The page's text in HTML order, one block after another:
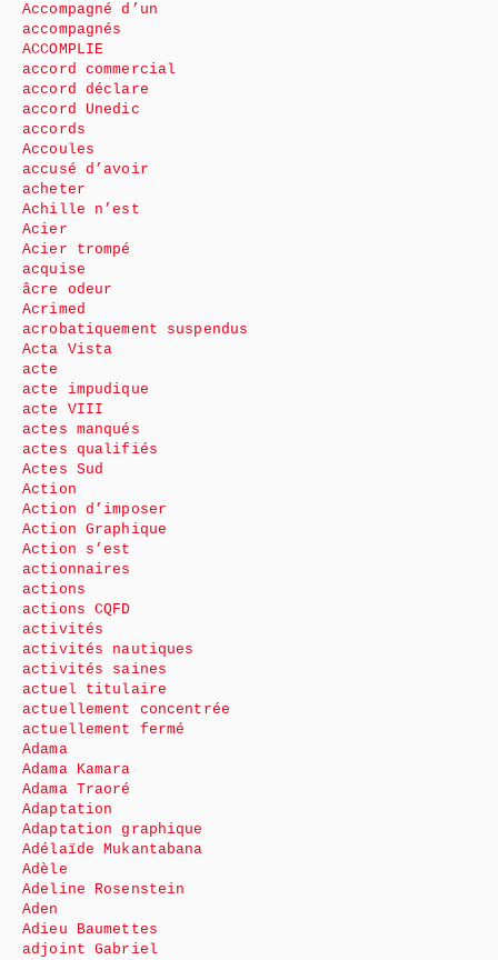
Accompagné d’un
accompagnés
ACCOMPLIE
accord commercial
accord déclare
accord Unedic
accords
Accoules
accusé d’avoir
acheter
Achille n’est
Acier
Acier trompé
acquise
âcre odeur
Acrimed
acrobatiquement suspendus
Acta Vista
acte
acte impudique
acte VIII
actes manqués
actes qualifiés
Actes Sud
Action
Action d’imposer
Action Graphique
Action s’est
actionnaires
actions
actions CQFD
activités
activités nautiques
activités saines
actuel titulaire
actuellement concentrée
actuellement fermé
Adama
Adama Kamara
Adama Traoré
Adaptation
Adaptation graphique
Adélaïde Mukantabana
Adèle
Adeline Rosenstein
Aden
Adieu Baumettes
adjoint Gabriel